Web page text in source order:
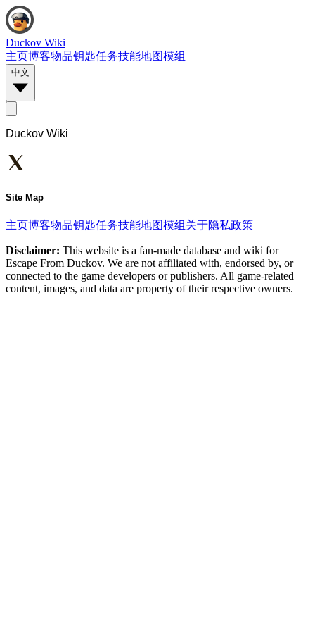
Duckov Wiki
主页博客物品钥匙任务技能地图模组
中文
Duckov Wiki
Site Map
主页博客物品钥匙任务技能地图模组 关于隐私政策
Disclaimer: This website is a fan-made database and wiki for
Escape From Duckov. We are not affiliated with, endorsed by, or
connected to the game developers or publishers. All game-related
content, images, and data are property of their respective owners.